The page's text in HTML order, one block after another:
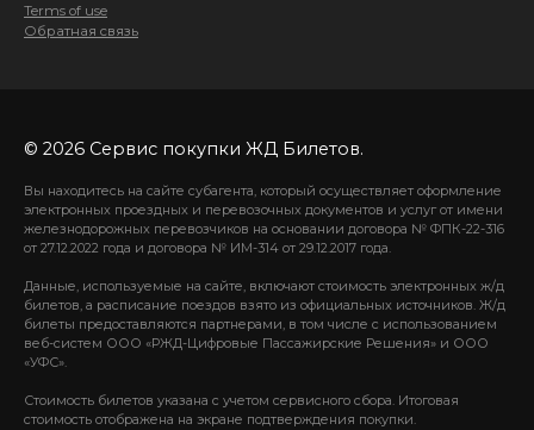
Terms of use
Обратная связь
© 2026 Сервис покупки ЖД Билетов.
Вы находитесь на сайте субагента, который осуществляет оформление
электронных проездных и перевозочных документов и услуг от имени
железнодорожных перевозчиков на основании договора № ФПК-22-316
от 27.12.2022 года и договора № ИМ-314 от 29.12.2017 года.
Данные, используемые на сайте, включают стоимость электронных ж/д
билетов, а расписание поездов взято из официальных источников. Ж/д
билеты предоставляются партнерами, в том числе с использованием
веб-систем ООО «РЖД-Цифровые Пассажирские Решения» и ООО
«УФС».
Стоимость билетов указана с учетом сервисного сбора. Итоговая
стоимость отображена на экране подтверждения покупки.